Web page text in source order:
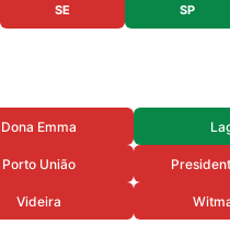
SE SP
Dona Emma
Porto União
Videira